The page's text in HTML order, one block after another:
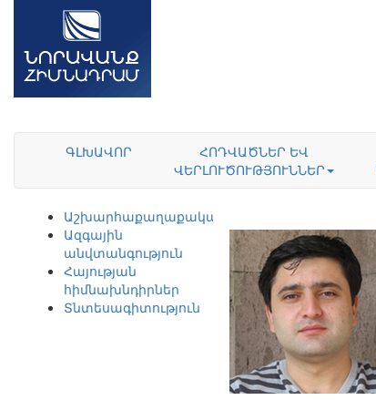
ԳԼԽԱՎՈՐ
ՀՈԴՎԱԾՆԵՐ ԵՎ
ՎԵՐԼՈՒԾՈՒԹՅՈՒՆՆԵՐ
Աշխարհաքաղաքականություն
Ազգային
անվտանգություն
Հայության
հիմնախնդիրներ
Տնտեսագիտություն